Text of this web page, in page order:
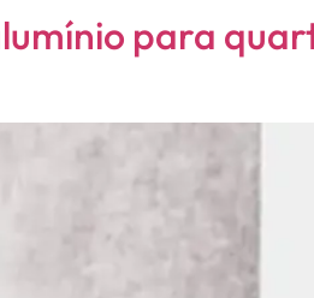
para